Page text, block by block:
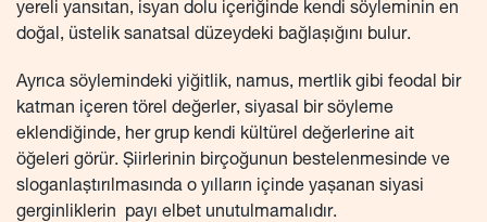
yereli yansıtan, isyan dolu içeriğinde kendi söyleminin en
doğal, üstelik sanatsal düzeydeki bağlaşığını bulur.
Ayrıca söylemindeki yiğitlik, namus, mertlik gibi feodal bir
katman içeren törel değerler, siyasal bir söyleme
eklendiğinde, her grup kendi kültürel değerlerine ait
öğeleri görür. Şiirlerinin birçoğunun bestelenmesinde ve
sloganlaştırılmasında o yılların içinde yaşanan siyasi
gerginliklerin payı elbet unutulmamalıdır.